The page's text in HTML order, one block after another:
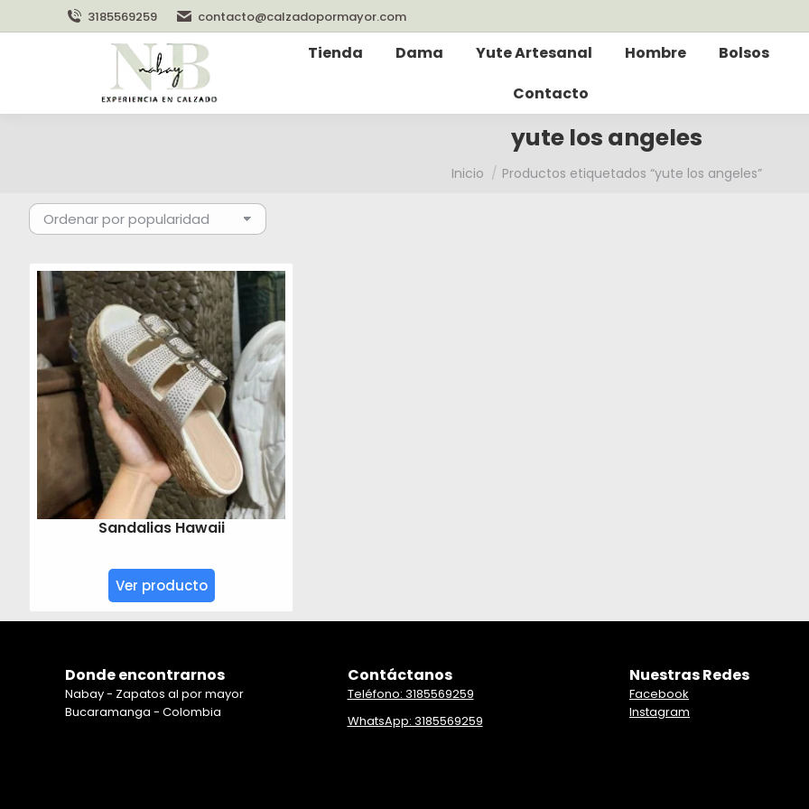
3185569259 contacto@calzadopormayor.com
Tienda Dama Yute Artesanal Hombre
Bolsos
Contacto
yute los angeles
Estás aquí:
Inicio Productos etiquetados “yute los angeles”
Sandalias Hawaii
Ver producto
Donde encontrarnos
Nabay - Zapatos al por mayor
Bucaramanga - Colombia
Contáctanos
Teléfono: 3185569259
WhatsApp: 3185569259
Nuestras Redes
Facebook
Instagram